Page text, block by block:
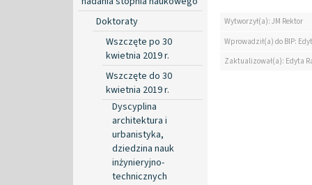
Doktoraty
Wszczęte po 30
kwietnia 2019 r.
Wszczęte do 30
kwietnia 2019 r.
Dyscyplina
architektura i
urbanistyka,
dziedzina nauk
inżynieryjno-
technicznych
Wytworzył(a): JM Rektor
Wprowadził(a) do BIP:
Zaktualizował(a): Edyta